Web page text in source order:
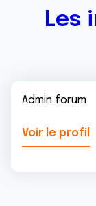
Les
Admin forum
Voir le profil